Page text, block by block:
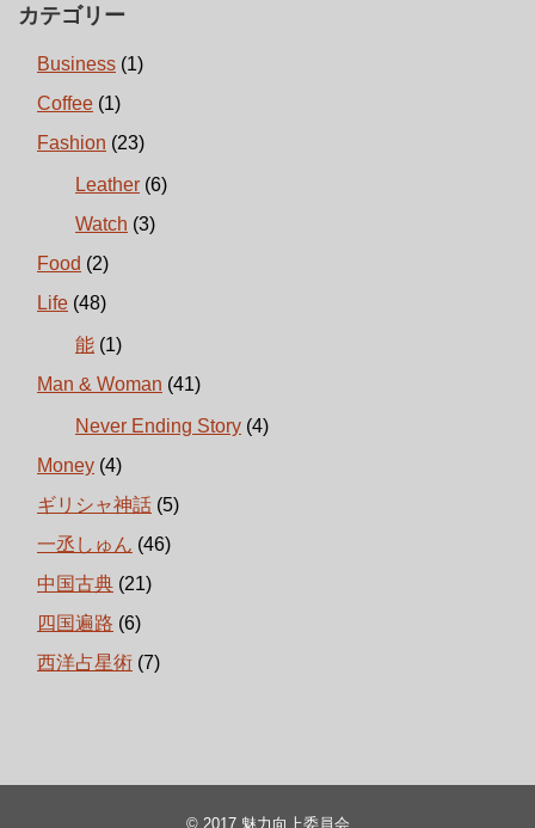
カテゴリー
Business (1)
Coffee (1)
Fashion (23)
Leather (6)
Watch (3)
Food (2)
Life (48)
能 (1)
Man & Woman (41)
Never Ending Story (4)
Money (4)
ギリシャ神話 (5)
一丞しゅん (46)
中国古典 (21)
四国遍路 (6)
西洋占星術 (7)
© 2017 魅力向上委員会